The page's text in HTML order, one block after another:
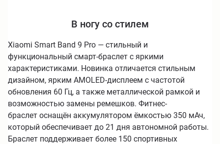
В ногу со стилем
Xiaomi Smart Band 9 Pro — стильный и
функциональный смарт-браслет с яркими
характеристиками. Новинка отличается стильным
дизайном, ярким AMOLED-дисплеем с частотой
обновления 60 Гц, а также металлической рамкой и
возможностью замены ремешков. Фитнес-
браслет оснащён аккумулятором ёмкостью 350 мАч,
который обеспечивает до 21 дня автономной работы.
Браслет поддерживает более 150 спортивных